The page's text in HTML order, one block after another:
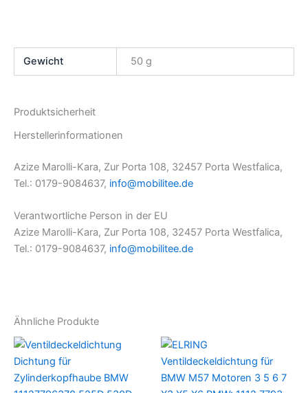
Gewicht 50 g
Produktsicherheit
Herstellerinformationen
Azize Marolli-Kara, Zur Porta 108, 32457 Porta Westfalica,
Tel.: 0179-9084637, info@mobilitee.de
Verantwortliche Person in der EU
Azize Marolli-Kara, Zur Porta 108, 32457 Porta Westfalica,
Tel.: 0179-9084637, info@mobilitee.de
Ähnliche Produkte